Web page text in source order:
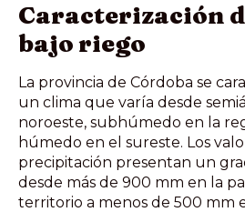
Caracterización
bajo riego
La provincia de Córdoba se
un clima que varía desde
noroeste, subhúmedo en la
húmedo en el sureste. Los
precipitación presentan un
desde más de 900 mm en la
territorio a menos de 500 mm